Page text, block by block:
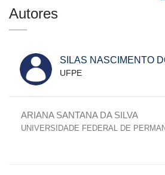
Autores
SILAS NASCIMENTO
UFPE
ARIANA SANTANA DA SILVA
UNIVERSIDADE FEDERAL DE